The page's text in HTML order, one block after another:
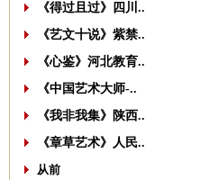
《得过且过》四川..
《艺文十说》紫禁..
《心鉴》河北教育..
《中国艺术大师-..
《我非我集》陕西..
《章草艺术》人民..
从前